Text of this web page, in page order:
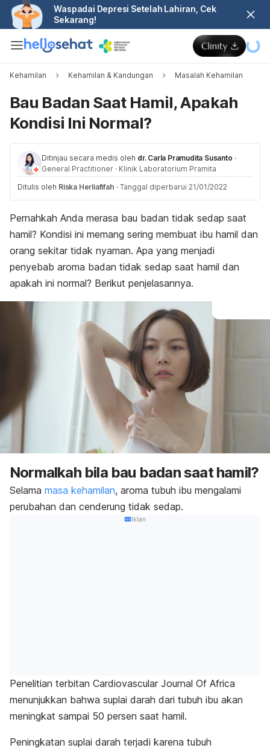
Waspadai Depresi Setelah Lahiran, Cek
Sekarang!
Kehamilan Kehamilan & Kandungan Masalah Kehamilan
Bau Badan Saat Hamil, Apakah
Kondisi Ini Normal?
Ditinjau secara medis oleh dr. Carla Pramudita Susanto ·
General Practitioner · Klinik Laboratorium Pramita
Ditulis oleh Riska Herliafifah · Tanggal diperbarui 21/01/2022
Pernahkah Anda merasa bau badan tidak sedap saat
hamil? Kondisi ini memang sering membuat ibu hamil dan
orang sekitar tidak nyaman. Apa yang menjadi
penyebab aroma badan tidak sedap saat hamil dan
apakah ini normal? Berikut penjelasannya.
Normalkah bila bau badan saat hamil?
Selama masa kehamilan, aroma tubuh ibu mengalami
perubahan dan cenderung tidak sedap.
Iklan
Penelitian terbitan Cardiovascular Journal Of Africa
menunjukkan bahwa suplai darah dari tubuh ibu akan
meningkat sampai 50 persen saat hamil.
Peningkatan suplai darah terjadi karena tubuh